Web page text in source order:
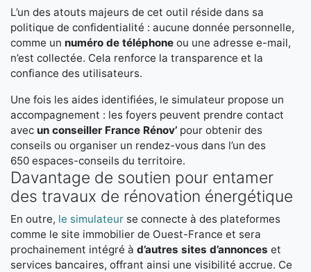
L’un des atouts majeurs de cet outil réside dans sa
politique de confidentialité : aucune donnée personnelle,
comme un numéro de téléphone ou une adresse e-mail,
n’est collectée. Cela renforce la transparence et la
confiance des utilisateurs.
Une fois les aides identifiées, le simulateur propose un
accompagnement : les foyers peuvent prendre contact
avec un conseiller France Rénov’ pour obtenir des
conseils ou organiser un rendez-vous dans l’un des
650 espaces-conseils du territoire.
Davantage de soutien pour entamer
des travaux de rénovation énergétique
En outre, le simulateur se connecte à des plateformes
comme le site immobilier de Ouest-France et sera
prochainement intégré à d’autres sites d’annonces et
services bancaires, offrant ainsi une visibilité accrue. Ce